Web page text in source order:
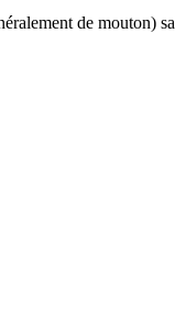
de mouton)